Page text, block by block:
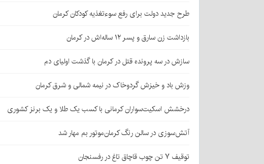
طرح جدید دولت برای رفع سوءتغذیه کودکان کرمان
بازداشت زن سارق و پسر ۱۲ ساله‌اش در کرمان
سازش در سه پرونده قتل در کرمان با گذشت اولیای دم
وزش باد و خیزش گردوخاک در نیمه شمالی و شرق کرمان
درخشش اسکیت‌سواران کرمانی با کسب یک طلا و یک برنز کشوری
آتش‌سوزی در سالن رنگ کرمان‌موتور بم مهار شد
توقیف ۷ تن چوب قاچاق تاغ در رفسنجان